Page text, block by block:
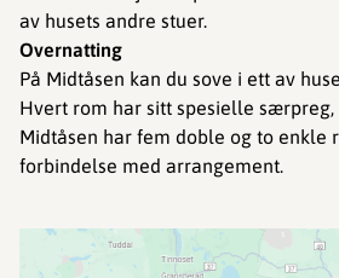
av husets andre stuer.
Overnatting
På Midtåsen kan du sove i ett av
Hvert rom har sitt spesielle særpreg,
Midtåsen har fem doble og to enkle
forbindelse med arrangement.